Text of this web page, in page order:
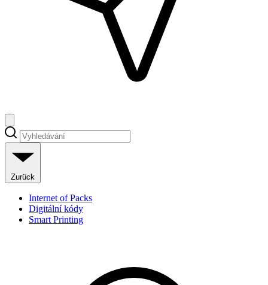
Zurück
Internet of Packs
Digitální kódy
Smart Printing